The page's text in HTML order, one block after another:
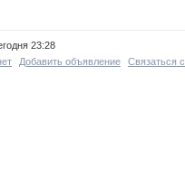
23:28
Добавить объявление Связаться